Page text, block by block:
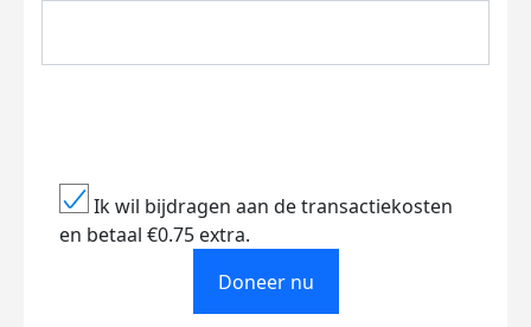
Ik wil bijdragen aan de transactiekosten
en betaal €0.75 extra.
Doneer nu